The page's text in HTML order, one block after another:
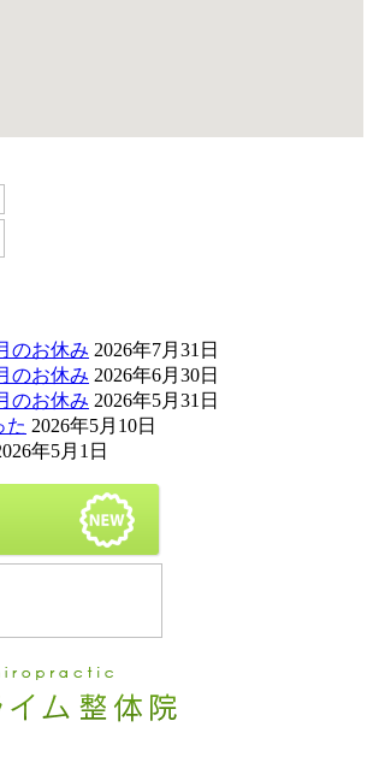
のお休み 2026年7月31日
のお休み 2026年6月30日
のお休み 2026年5月31日
た 2026年5月10日
年5月1日